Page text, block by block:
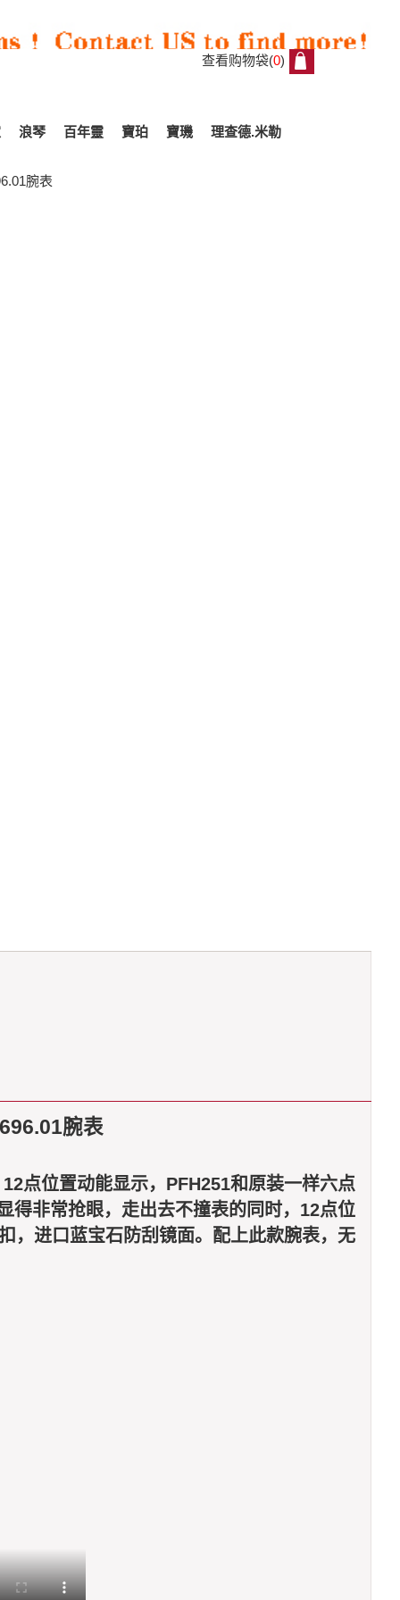
查看购物袋(0)
浪琴 百年靈 寶珀 寶璣 理查德.米勒
腕表
腕表
点位置动能显示，PFH251和原装一样六点
得非常抢眼，走出去不撞表的同时，12点位
，进口蓝宝石防刮镜面。配上此款腕表，无